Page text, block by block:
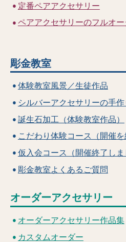
定番ペアアクセサリー
ペアアクセサリーのフルオ
彫金教室
体験教室風景／生徒作品
シルバーアクセサリーの手
誕生石加工（体験教室作品）
こだわり体験コース（開催を
仮入会コース（開催終了しま
彫金教室よくあるご質問
オーダーアクセサリー
オーダーアクセサリー作品集
カスタムオーダー